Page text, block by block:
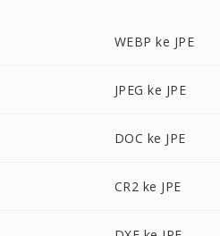
WEBP ke JPE
JPEG ke JPE
DOC ke JPE
CR2 ke JPE